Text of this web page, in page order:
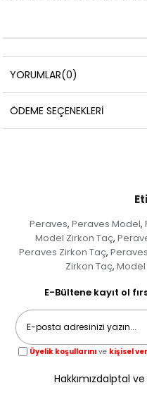
YORUMLAR(0)
ÖDEME SEÇENEKLERI
Peraves, Peraves Model,
Model Zirkon Taç,
Peraves Zirkon Taç,
Zirkon Taç, Model
E-Bültene kayıt ol
Üyelik koşullarını ve kişisel
Hakkımızdaİptal ve